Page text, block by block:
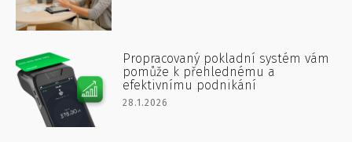
Propracovaný pokladní systém vám
pomůže k přehlednému a
efektivnímu podnikání
28.1.2026